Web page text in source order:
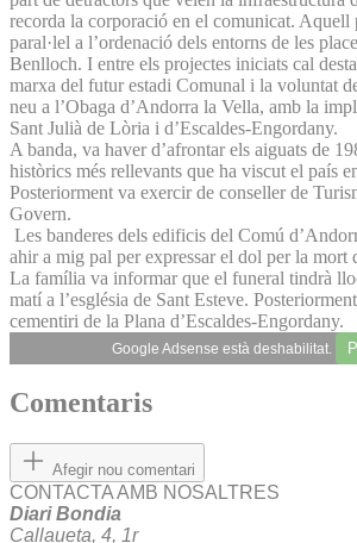
recorda la corporació en el comunicat. Aquell
paral·lel a l’ordenació dels entorns de les
Benlloch. I entre els projectes iniciats cal
marxa del futur estadi Comunal i la voluntat
neu a l’Obaga d’Andorra la Vella, amb la
Sant Julià de Lòria i d’Escaldes-Engordany.
A banda, va haver d’afrontar els aiguats de
històrics més rellevants que ha viscut el país
Posteriorment va exercir de conseller de
Govern.
Les banderes dels edificis del Comú
ahir a mig pal per expressar el dol per la mort
La família va informar que el funeral tindrà
matí a l’església de Sant Esteve.
cementiri de la Plana d’Escaldes-Engordany.
Google Adsense està deshabilitat.
Comentaris
Afegir nou comentari
CONTACTA AMB NOSALTRES
Diari Bondia
Callaueta, 4, 1r